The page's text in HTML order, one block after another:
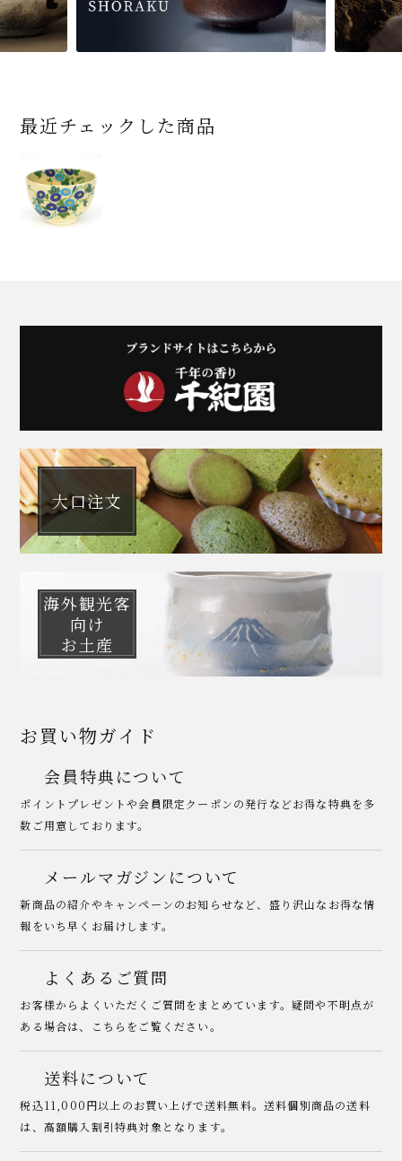
最近チェックした商品
大口注文
海外観光客
向け
お土産
お買い物ガイド
会員特典について
ポイントプレゼントや会員限定クーポンの発行などお得な特典を多
数ご用意しております。
メールマガジンについて
新商品の紹介やキャンペーンのお知らせなど、盛り沢山なお得な情
報をいち早くお届けします。
よくあるご質問
お客様からよくいただくご質問をまとめています。疑問や不明点が
ある場合は、こちらをご覧ください。
送料について
税込11,000円以上のお買い上げで送料無料。送料個別商品の送料
は、高額購入割引特典対象となります。